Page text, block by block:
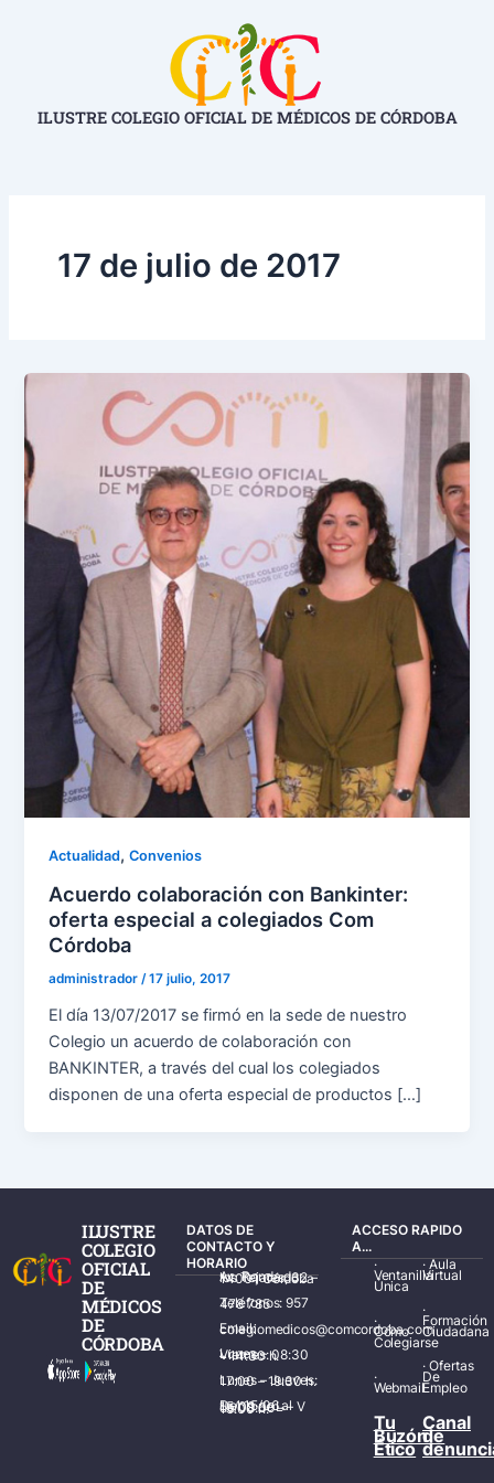
ILUSTRE COLEGIO OFICIAL DE MÉDICOS DE CÓRDOBA
17 de julio de 2017
Actualidad,Convenios
Acuerdo colaboración con Bankinter:
oferta especial a colegiados Com
Córdoba
administrador/17 julio, 2017
El día 13/07/2017 se firmó en la sede de nuestro
Colegio un acuerdo de colaboración con
BANKINTER, a través del cual los colegiados
disponen de una oferta especial de productos […]
ILUSTRE
COLEGIO
OFICIAL
DE
MÉDICOS
DE
CÓRDOBA
DATOS DE
CONTACTO Y
HORARIO
Av. Ronda de los Tejares, 32 – 14001 Córdoba
Teléfonos: 957 478 785
Email: colegiomedicos@comcordoba.com
Lunes – Viernes: 08:30 – 14:30 h.
Lunes – Jueves: 17:00 – 19:30 h.
Del 15/06 al 15/09 de L – V de 08:00 – 15:00 h.
ACCESO RAPIDO
A...
·
Ventanilla
Única
·
Cómo
Colegiarse
·
Webmail
·Aula
Virtual
·
Formación
Ciudadana
·Ofertas
De
Empleo
Tu
Buzón
Ético
Canal
de